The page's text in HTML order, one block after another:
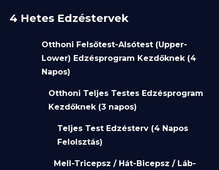
4 Hetes Edzéstervek
Otthoni Felsőtest-Alsótest (Upper-
Lower) Edzésprogram Kezdőknek (4
Napos)
Otthoni Teljes Testes Edzésprogram
Kezdőknek (3 napos)
Teljes Test Edzésterv (4 Napos
Felolsztás)
Mell-Tricepsz / Hát-Bicepsz / Láb-